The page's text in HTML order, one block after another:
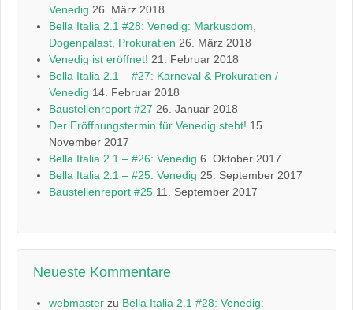
Venedig 26. März 2018
Bella Italia 2.1 #28: Venedig: Markusdom,
Dogenpalast, Prokuratien 26. März 2018
Venedig ist eröffnet! 21. Februar 2018
Bella Italia 2.1 – #27: Karneval & Prokuratien /
Venedig 14. Februar 2018
Baustellenreport #27 26. Januar 2018
Der Eröffnungstermin für Venedig steht! 15.
November 2017
Bella Italia 2.1 – #26: Venedig 6. Oktober 2017
Bella Italia 2.1 – #25: Venedig 25. September 2017
Baustellenreport #25 11. September 2017
Neueste Kommentare
webmaster zu Bella Italia 2.1 #28: Venedig: